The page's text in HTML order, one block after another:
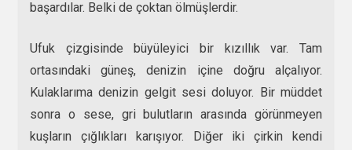
başardılar. Belki de çoktan ölmüşlerdir.
Ufuk çizgisinde büyüleyici bir kızıllık var. Tam
ortasındaki güneş, denizin içine doğru alçalıyor.
Kulaklarıma denizin gelgit sesi doluyor. Bir müddet
sonra o sese, gri bulutların arasında görünmeyen
kuşların çığlıkları karışıyor. Diğer iki çirkin kendi